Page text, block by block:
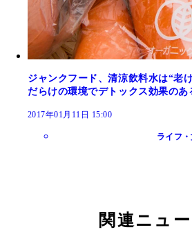
ジャンクフード、清涼飲料水は“老
だらけの環境でデトックス効果のあ
2017年01月11日 15:00
ライフ
関連ニュ